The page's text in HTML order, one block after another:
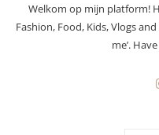
Welkom op mijn platform!
Fashion, Food, Kids, Vlogs
me’.